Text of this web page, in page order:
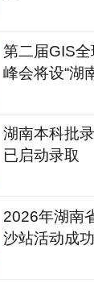
第二届GIS
峰会将设“湖
湖南本科批
已启动录取
2026年湖南
沙站活动成